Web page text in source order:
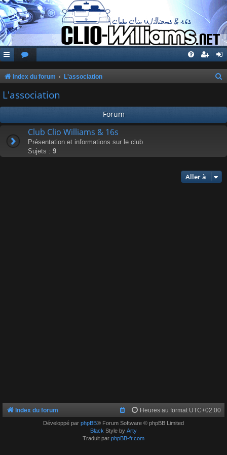
Index du forum L'association
c
L'association
Forum
Club Clio Williams & 16s
Présentation et informations sur le club
Sujets : 9
Aller à
Index du forum Heures au format UTC+02:00
Développé par phpBB® Forum Software © phpBB Limited
Black Style by Arty
Traduit par phpBB-fr.com